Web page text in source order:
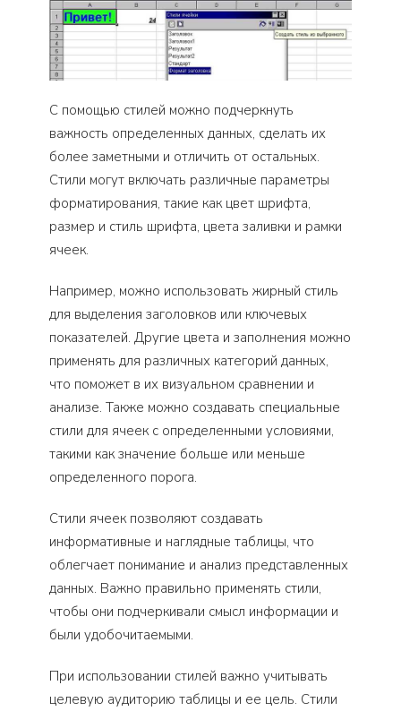
С помощью стилей можно подчеркнуть
важность определенных данных, сделать их
более заметными и отличить от остальных.
Стили могут включать различные параметры
форматирования, такие как цвет шрифта,
размер и стиль шрифта, цвета заливки и рамки
ячеек.
Например, можно использовать жирный стиль
для выделения заголовков или ключевых
показателей. Другие цвета и заполнения можно
применять для различных категорий данных,
что поможет в их визуальном сравнении и
анализе. Также можно создавать специальные
стили для ячеек с определенными условиями,
такими как значение больше или меньше
определенного порога.
Стили ячеек позволяют создавать
информативные и наглядные таблицы, что
облегчает понимание и анализ представленных
данных. Важно правильно применять стили,
чтобы они подчеркивали смысл информации и
были удобочитаемыми.
При использовании стилей важно учитывать
целевую аудиторию таблицы и ее цель. Стили